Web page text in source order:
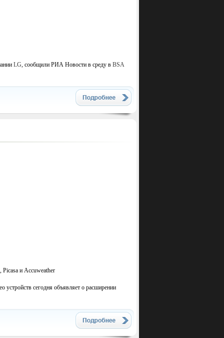
LG, сообщили РИА Новости в среду в BSA
Picasa и Accuweather
устройств сегодня объявляет о расширении